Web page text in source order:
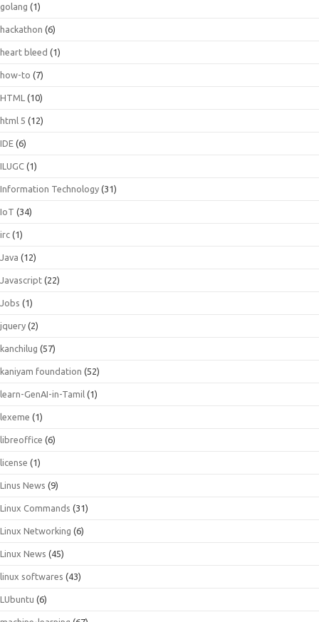
golang (1)
hackathon (6)
heart bleed (1)
how-to (7)
HTML (10)
html 5 (12)
IDE (6)
ILUGC (1)
Information Technology (31)
IoT (34)
irc (1)
Java (12)
Javascript (22)
Jobs (1)
jquery (2)
kanchilug (57)
kaniyam foundation (52)
learn-GenAI-in-Tamil (1)
lexeme (1)
libreoffice (6)
license (1)
Linus News (9)
Linux Commands (31)
Linux Networking (6)
Linux News (45)
linux softwares (43)
LUbuntu (6)